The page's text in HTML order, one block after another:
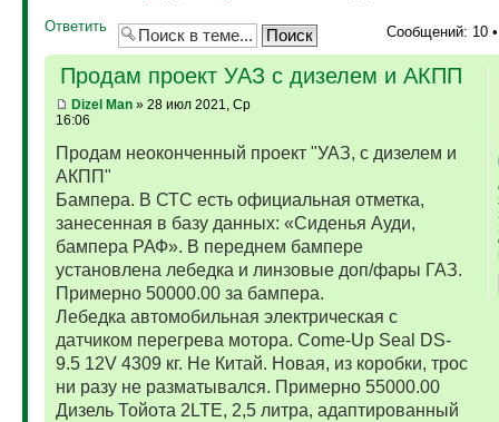
Ответить Сообщений: 10
Продам проект УАЗ с дизелем и АКПП
Dizel Man» 28 июл 2021, Ср
16:06
Продам неоконченный проект "УАЗ, с дизелем и
АКПП"
Бампера. В СТС есть официальная отметка,
занесенная в базу данных: «Сиденья Ауди,
бампера РАФ». В переднем бампере
установлена лебедка и линзовые доп/фары ГАЗ.
Примерно 50000.00 за бампера.
Лебедка автомобильная электрическая с
датчиком перегрева мотора. Come-Up Seal DS-
9.5 12V 4309 кг. Не Китай. Новая, из коробки, трос
ни разу не разматывался. Примерно 55000.00
Дизель Тойота 2LTE, 2,5 литра, адаптированный